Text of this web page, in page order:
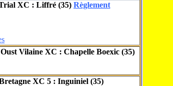
XC : Liffré (35) Règlement
Vilaine XC : Chapelle Boexic (35)
XC 5 : Inguiniel (35)